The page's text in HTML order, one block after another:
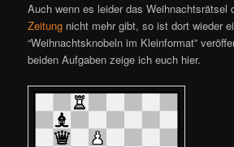
Auch wenn es leider das Weihnachtsrätsel
Zeitung nicht mehr gibt, so ist dort wieder
“Weihnachtsknobeln im Kleinformat”
beiden Aufgaben zeige ich euch hier.